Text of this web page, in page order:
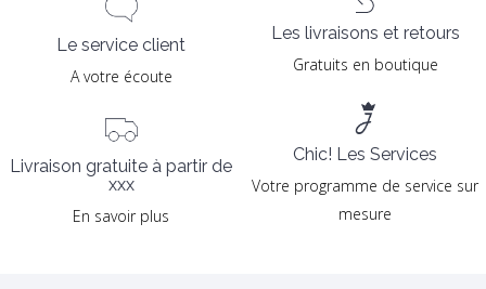
Le service client
A votre écoute
Livraison gratuite à partir de
xxx
En savoir plus
Les livraisons et retours
Gratuits en boutique
Chic! Les Services
Votre programme de service sur
mesure